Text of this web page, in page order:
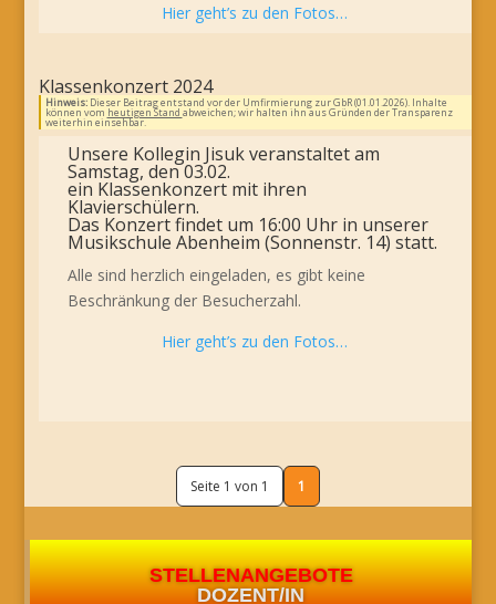
Hier geht’s zu den Fotos…
Klassenkonzert 2024
Hinweis:Dieser Beitrag entstand vor der Umfirmierung zur GbR (01.01.2026). Inhalte
können vom heutigen Stand abweichen; wir halten ihn aus Gründen der Transparenz
weiterhin einsehbar.
Unsere Kollegin Jisuk veranstaltet am
Samstag, den 03.02.
ein Klassenkonzert mit ihren
Klavierschülern.
Das Konzert findet um 16:00 Uhr in unserer
Musikschule Abenheim (Sonnenstr. 14) statt.
Alle sind herzlich eingeladen, es gibt keine
Beschränkung der Besucherzahl.
Hier geht’s zu den Fotos…
Seite 1 von 1 1
STELLENANGEBOTE
DOZENT/IN